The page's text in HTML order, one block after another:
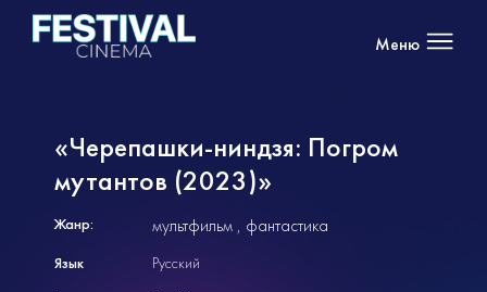
Меню
«Черепашки-ниндзя: Погром
мутантов (2023)»
Жанр: мультфильм фантастика
Язык
Русский